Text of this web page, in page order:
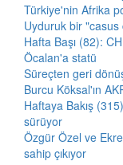
Türkiye'nin Afrika
Uyduruk bir "casus
Hafta Başı (82):
Öcalan'a statü
Süreçten geri
Burcu Köksal'ın
Haftaya Bakış
sürüyor
Özgür Özel ve
sahip çıkıyor